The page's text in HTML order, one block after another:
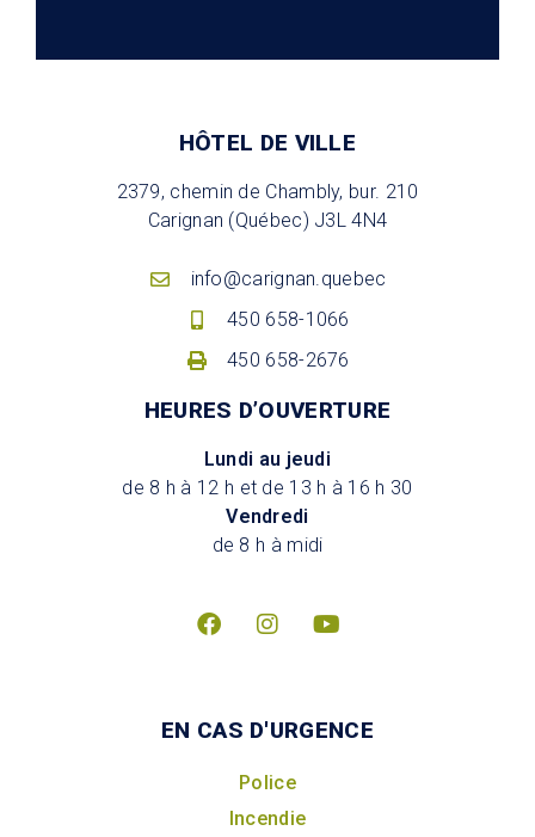
HÔTEL DE VILLE
2379, chemin de Chambly, bur. 210
Carignan (Québec) J3L 4N4
info@carignan.quebec
450 658-1066
450 658-2676
HEURES D’OUVERTURE
Lundi au jeudi
de 8 h à 12 h et de 13 h à 16 h 30
Vendredi
de 8 h à midi
EN CAS D'URGENCE
Police
Incendie